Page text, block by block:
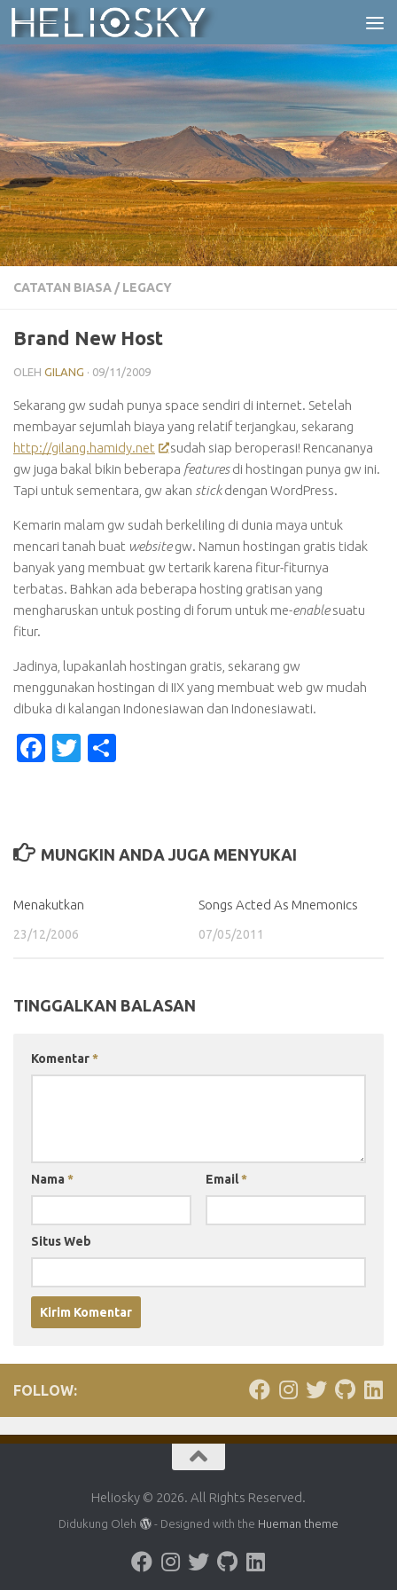
Skip to content
CATATAN BIASA / LEGACY
Brand New Host
OLEH GILANG · 09/11/2009
Sekarang gw sudah punya space sendiri di internet. Setelah
membayar sejumlah biaya yang relatif terjangkau, sekarang
http://gilang.hamidy.net
sudah siap beroperasi! Rencananya
gw juga bakal bikin beberapa featuresdi hostingan punya gw ini.
Tapi untuk sementara, gw akan stickdengan WordPress.
Kemarin malam gw sudah berkeliling di dunia maya untuk
mencari tanah buat websitegw. Namun hostingan gratis tidak
banyak yang membuat gw tertarik karena fitur-fiturnya
terbatas. Bahkan ada beberapa hosting gratisan yang
mengharuskan untuk posting di forum untuk me-enablesuatu
fitur.
Jadinya, lupakanlah hostingan gratis, sekarang gw
menggunakan hostingan di IIX yang membuat web gw mudah
dibuka di kalangan Indonesiawan dan Indonesiawati.
Facebook
Twitter
MUNGKIN ANDA JUGA MENYUKAI
Menakutkan
23/12/2006
Songs Acted As Mnemonics
07/05/2011
TINGGALKAN BALASAN
Komentar*
Nama * Email*
Situs Web
FOLLOW:
Heliosky © 2026. All Rights Reserved.
Didukung Oleh - Designed with the Hueman theme